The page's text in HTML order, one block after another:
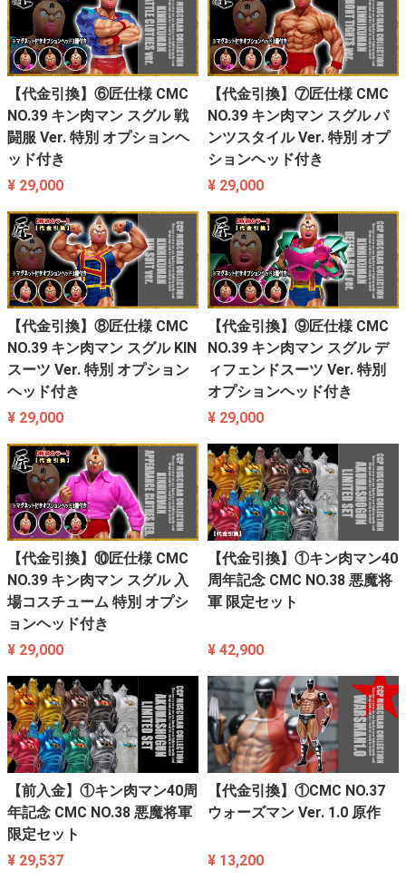
【代金引換】⑥匠仕様 CMC
NO.39 キン肉マン スグル 戦
闘服 Ver. 特別 オプションヘ
ッド付き
¥ 29,000
【代金引換】⑦匠仕様 CMC
NO.39 キン肉マン スグル パ
ンツスタイル Ver. 特別 オプ
ションヘッド付き
¥ 29,000
【代金引換】⑧匠仕様 CMC
NO.39 キン肉マン スグル KIN
スーツ Ver. 特別 オプション
ヘッド付き
¥ 29,000
【代金引換】⑨匠仕様 CMC
NO.39 キン肉マン スグル デ
ィフェンドスーツ Ver. 特別
オプションヘッド付き
¥ 29,000
【代金引換】⑩匠仕様 CMC
NO.39 キン肉マン スグル 入
場コスチューム 特別 オプシ
ョンヘッド付き
¥ 29,000
【代金引換】①キン肉マン40
周年記念 CMC NO.38 悪魔将
軍 限定セット
¥ 42,900
【前入金】①キン肉マン40周
年記念 CMC NO.38 悪魔将軍
限定セット
¥ 29,537
【代金引換】①CMC NO.37
ウォーズマン Ver. 1.0 原作
¥ 13,200